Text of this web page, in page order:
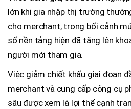
lớn khi gia nhập thị trường
cho merchant, trong bối cảnh
số nền tảng hiện đã tăng lên
người mới tham gia.
Việc giảm chiết khấu giai đoạn
merchant và cung cấp công cụ
sâu được xem là lợi thế cạnh